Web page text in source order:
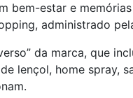
bem-estar e
administrado
da marca, que
lençol, home spray,